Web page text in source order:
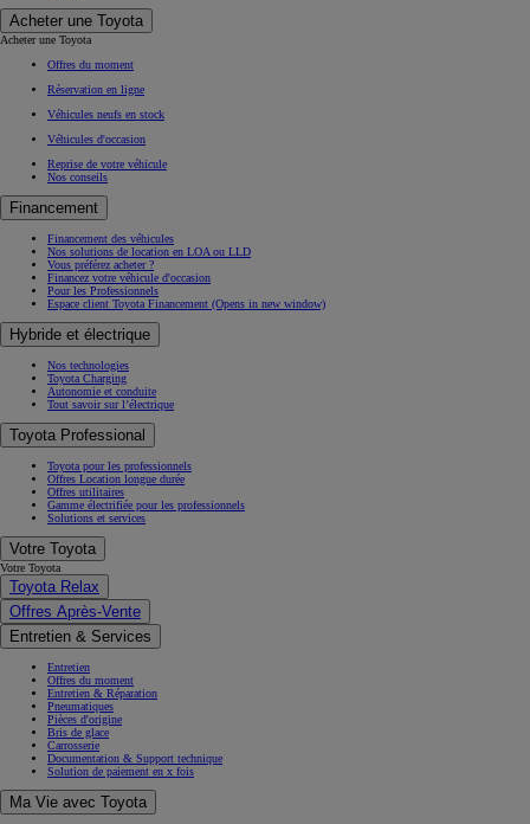
Acheter une Toyota
Acheter une Toyota
Offres du moment
Réservation en ligne
Véhicules neufs en stock
Véhicules d'occasion
Reprise de votre véhicule
Nos conseils
Financement
Financement des véhicules
Nos solutions de location en LOA ou LLD
Vous préférez acheter ?
Financez votre véhicule d'occasion
Pour les Professionnels
Espace client Toyota Financement (Opens in new window)
Hybride et électrique
Nos technologies
Toyota Charging
Autonomie et conduite
Tout savoir sur l’électrique
Toyota Professional
Toyota pour les professionnels
Offres Location longue durée
Offres utilitaires
Gamme électrifiée pour les professionnels
Solutions et services
Votre Toyota
Votre Toyota
Toyota Relax
Offres Après-Vente
Entretien & Services
Entretien
Offres du moment
Entretien & Réparation
Pneumatiques
Pièces d'origine
Bris de glace
Carrosserie
Documentation & Support technique
Solution de paiement en x fois
Ma Vie avec Toyota